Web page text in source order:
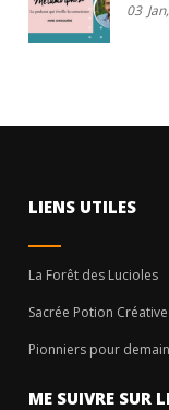
03 Jan,
LIENS UTILES
La Forêt des Lucioles
Sacrée Potion Créative
Pionniers pour demain
ME SUIVRE SUR